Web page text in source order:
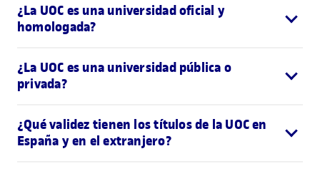
¿La UOC es una universidad oficial y
homologada?
¿La UOC es una universidad pública o
privada?
¿Qué validez tienen los títulos de la UOC en
España y en el extranjero?